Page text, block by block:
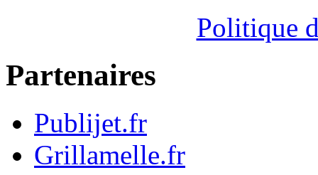
Politique
Partenaires
Publijet.fr
Grillamelle.fr